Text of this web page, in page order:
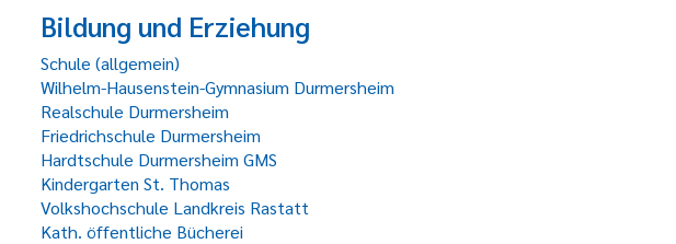
Bildung und Erziehung
Schule (allgemein)
Wilhelm-Hausenstein-Gymnasium Durmersheim
Realschule Durmersheim
Friedrichschule Durmersheim
Hardtschule Durmersheim GMS
Kindergarten St. Thomas
Volkshochschule Landkreis Rastatt
Kath. öffentliche Bücherei